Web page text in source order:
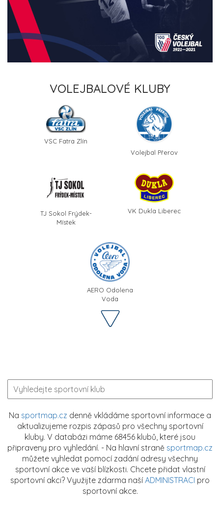
VOLEJBALOVÉ KLUBY
VSC Fatra Zlín
Volejbal Přerov
TJ Sokol Frýdek-
Místek
VK Dukla Liberec
AERO Odolena
Voda
Na sportmap.cz denně vkládáme sportovní informace a
aktualizujeme rozpis zápasů pro všechny sportovní
kluby. V databázi máme 68456 klubů, které jsou
připraveny pro vyhledání. - Na hlavní straně sportmap.cz
můžete vyhledat pomocí zadání adresy všechny
sportovní akce ve vaší blízkosti. Chcete přidat vlastní
sportovní akci? Využijte zdarma naší ADMINISTRACI pro
sportovní akce.